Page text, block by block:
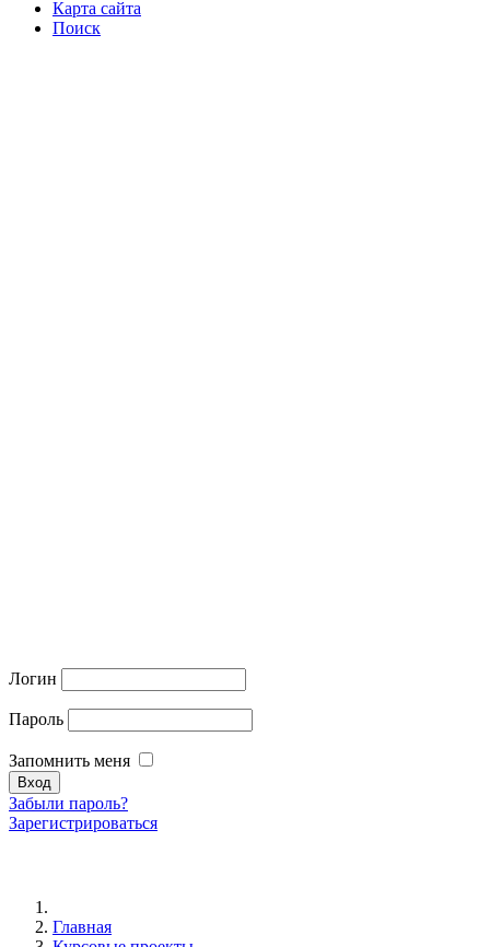
Карта сайта
Поиск
Логин
Пароль
Запомнить меня
Забыли пароль?
Зарегистрироваться
Главная